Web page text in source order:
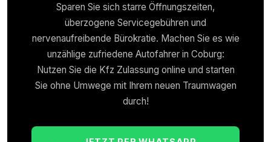
Sparen Sie sich starre Öffnungszeiten,
überzogene Servicegebühren und
nervenaufreibende Bürokratie. Machen Sie es wie
unzählige zufriedene Autofahrer in Coburg:
Nutzen Sie die Kfz Zulassung online und starten
Sie ohne Umwege mit Ihrem neuen Traumwagen
durch!